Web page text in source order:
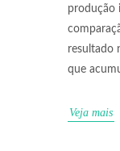
produção
resultado
que
Veja mais